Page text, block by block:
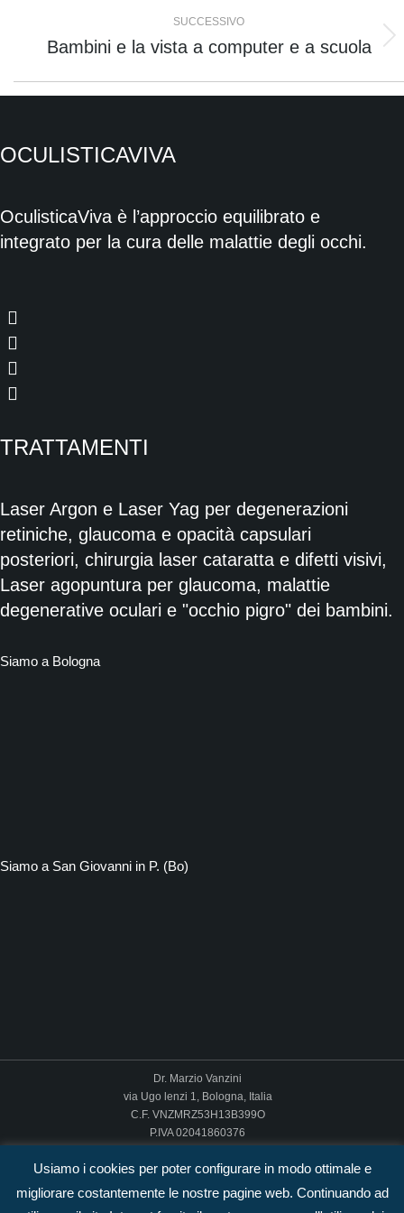
post
SUCCESSIVO
Prossimo
Bambini e la vista a computer e a scuola
OCULISTICAVIVA
OculisticaViva è l’approccio equilibrato e
integrato per la cura delle malattie degli occhi.
TRATTAMENTI
Laser Argon e Laser Yag per degenerazioni
retiniche, glaucoma e opacità capsulari
posteriori, chirurgia laser cataratta e difetti visivi,
Laser agopuntura per glaucoma, malattie
degenerative oculari e "occhio pigro" dei bambini.
Siamo a Bologna
Siamo a San Giovanni in P. (Bo)
Dr. Marzio Vanzini
via Ugo lenzi 1, Bologna, Italia
C.F. VNZMRZ53H13B399O
P.IVA 02041860376
Pec: marzio.vanzini@pec.it
Informativa privacy
Usiamo i cookies per poter configurare in modo ottimale e
migliorare costantemente le nostre pagine web. Continuando ad